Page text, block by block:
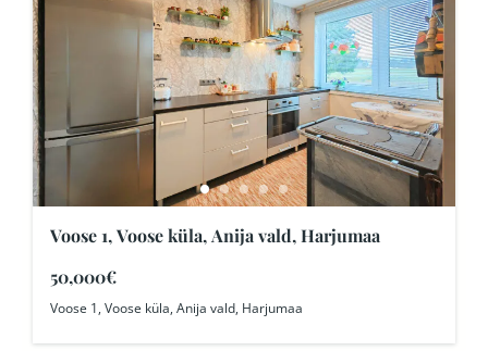
Voose 1, Voose küla, Anija vald, Harjumaa
50,000€
Voose 1, Voose küla, Anija vald, Harjumaa